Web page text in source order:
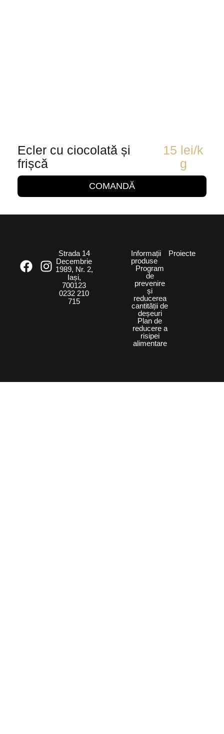
Ecler cu ciocolată și
frișcă
15 lei/k
g
COMANDĂ
Strada 14
Decembrie
1989, Nr. 2,
Iași,
700123
0232 210
715
Informații
produse
Program
de
prevenire
și
reducerea
cantității de
deșeuri
Plan de
reducere a
risipei
alimentare
Proiecte